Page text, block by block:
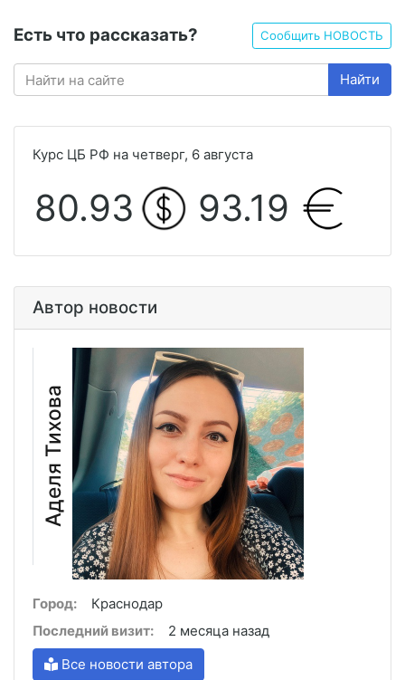
Есть что рассказать? Сообщить НОВОСТЬ
Найти
Курс ЦБ РФ на четверг, 6 августа
80.93 93.19
Автор новости
Аделя Тихова
Город:
Краснодар
Последний визит:
2 месяца назад
Все новости автора